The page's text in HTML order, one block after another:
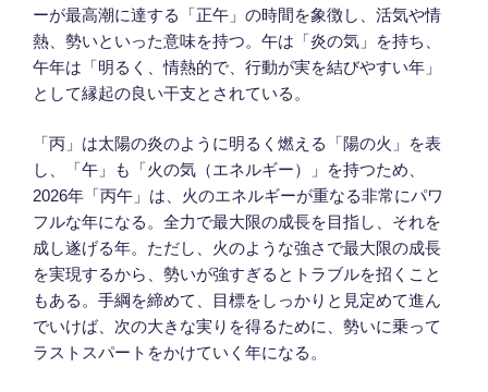
ーが最高潮に達する「正午」の時間を象徴し、活気や情
熱、勢いといった意味を持つ。午は「炎の気」を持ち、
午年は「明るく、情熱的で、行動が実を結びやすい年」
として縁起の良い干支とされている。
「丙」は太陽の炎のように明るく燃える「陽の火」を表
し、「午」も「火の気（エネルギー）」を持つため、
2026年「丙午」は、火のエネルギーが重なる非常にパワ
フルな年になる。全力で最大限の成長を目指し、それを
成し遂げる年。ただし、火のような強さで最大限の成長
を実現するから、勢いが強すぎるとトラブルを招くこと
もある。手綱を締めて、目標をしっかりと見定めて進ん
でいけば、次の大きな実りを得るために、勢いに乗って
ラストスパートをかけていく年になる。